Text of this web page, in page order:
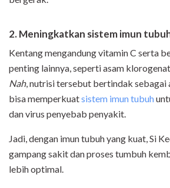
2. Meningkatkan sistem imun
Kentang mengandung vitamin C serta
penting lainnya, seperti asam
Nah, nutrisi tersebut bertindak sebagai
bisa memperkuatsistem imun tubuh
dan virus penyebab penyakit.
Jadi, dengan imun tubuh yang kuat, Si
gampang sakit dan proses tumbuh
lebih optimal.